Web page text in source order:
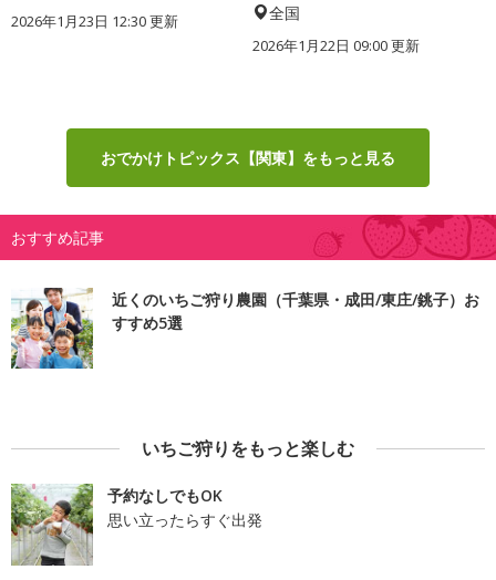
2026年1月23日 12:30 更新 全国
2026年1月22日 09:00 更新
おでかけトピックス【関東】をもっと見る
おすすめ記事
近くのいちご狩り農園（千葉県・成田/東庄/銚子）お
すすめ5選
いちご狩りをもっと楽しむ
予約なしでもOK
思い立ったらすぐ出発